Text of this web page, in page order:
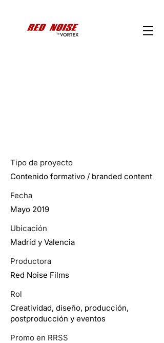
Tipo de proyecto
Contenido formativo / branded content
Fecha
Mayo 2019
Ubicación
Madrid y Valencia
Productora
Red Noise Films
Rol
Creatividad, diseño, producción,
postproducción y eventos
Promo en RRSS